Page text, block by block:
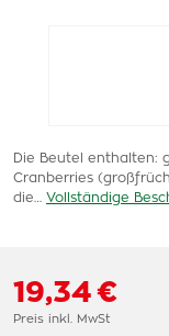
Die Beutel enthalten:
Cranberries
die…
Vollständige
19,34 €
Preis inkl. MwSt